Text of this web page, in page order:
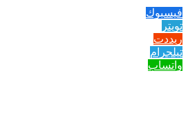
فيسبوك
تويتر
ريددت
تيلجرام
واتساب